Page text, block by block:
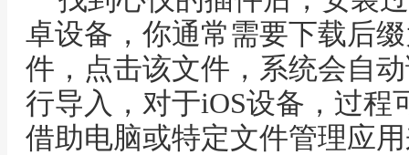
卓设备，你通常需要下载后缀
件，点击该文件，系统会自
行导入，对于iOS设备，过程
借助电脑或特定文件管理应